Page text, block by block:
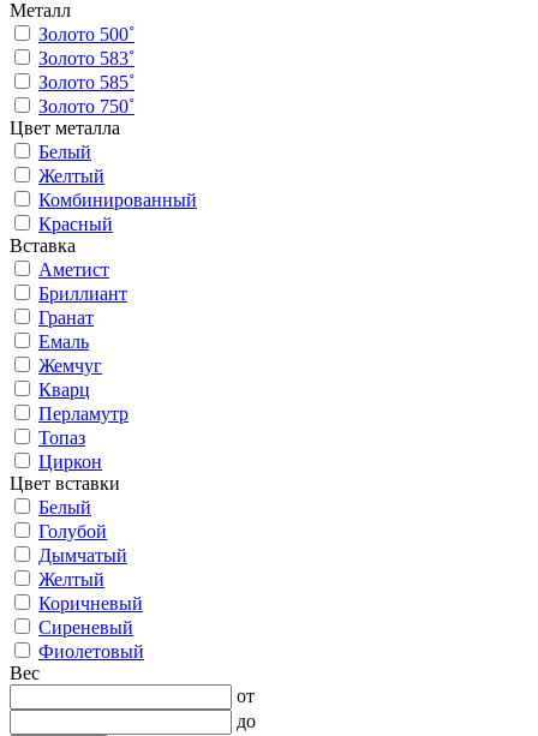
Металл
Золото 500˚
Золото 583˚
Золото 585˚
Золото 750˚
Цвет металла
Белый
Желтый
Комбинированный
Красный
Вставка
Аметист
Бриллиант
Гранат
Емаль
Жемчуг
Кварц
Перламутр
Топаз
Циркон
Цвет вставки
Белый
Голубой
Дымчатый
Желтый
Коричневый
Сиреневый
Фиолетовый
Вес
от
до